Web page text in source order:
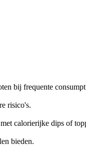
bij frequente
risico's.
calorierijke dips of
bieden.